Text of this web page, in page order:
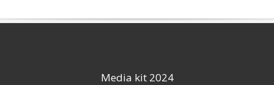
Media kit 2024